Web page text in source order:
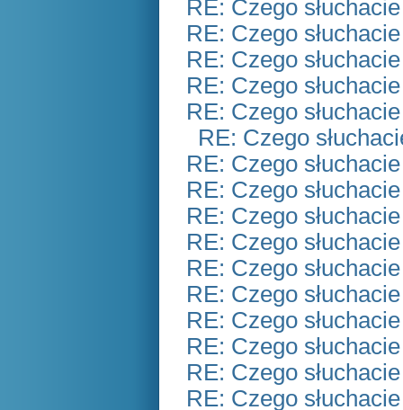
RE: Czego
RE: Czego
RE: Czego
RE: Czego
RE: Czego
RE: Czego
RE: Czego
RE: Czego
RE: Czego
RE: Czego
RE: Czego
RE: Czego
RE: Czego
RE: Czego
RE: Czego
RE: Czego